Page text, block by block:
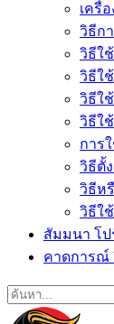
เครื่
วิธีก
วิธีใช้
วิธีใ
วิธีใช้
วิธีใ
การ
วิธีตั้
วิธีห
วิธีใ
สัมมนา โ
คาดการณ์